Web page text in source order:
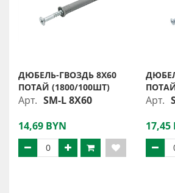
ДЮБЕЛЬ-ГВОЗДЬ 8X60
ПОТАЙ (1800/100ШТ)
Арт. SM-L 8X60
14,69 BYN
Арт.
17,45